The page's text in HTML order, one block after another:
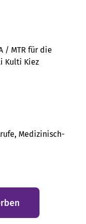
/ MTR für die
Kulti Kiez
Medizinisch-